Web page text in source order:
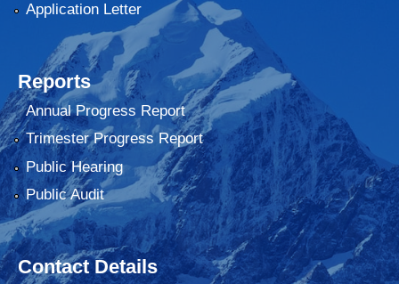
Application Letter
Reports
Annual Progress Report
Trimester Progress Report
Public Hearing
Public Audit
Contact Details